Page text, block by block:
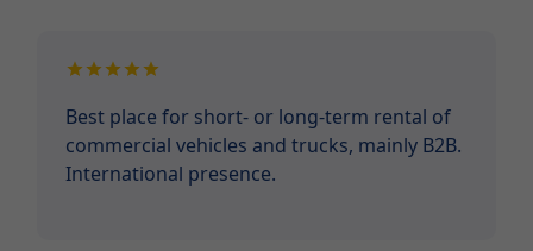
Best place for short- or long-term rental of
commercial vehicles and trucks, mainly B2B.
International presence.